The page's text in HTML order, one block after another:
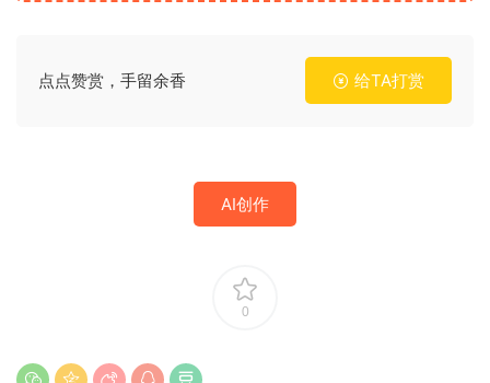
点点赞赏，手留余香 给TA打赏
AI创作
0